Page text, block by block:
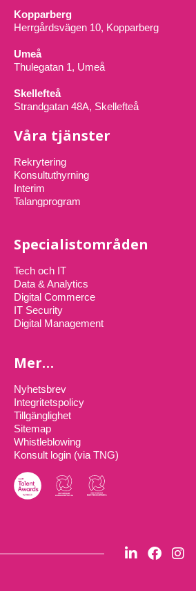
Kopparberg
Herrgårdsvägen 10, Kopparberg
Umeå
Thulegatan 1, Umeå
Skellefteå
Strandgatan 48A, Skellefteå
Våra tjänster
Rekrytering
Konsultuthyrning
Interim
Talangprogram
Specialistområden
Tech och IT
Data & Analytics
Digital Commerce
IT Security
Digital Management
Mer…
Nyhetsbrev
Integritetspolicy
Tillgänglighet
Sitemap
Whistleblowing
Konsult login (via TNG)